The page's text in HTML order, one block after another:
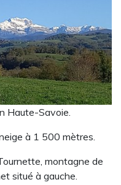
Haute-Savoie.
à 1 500 mètres.
montagne de
situé à gauche.